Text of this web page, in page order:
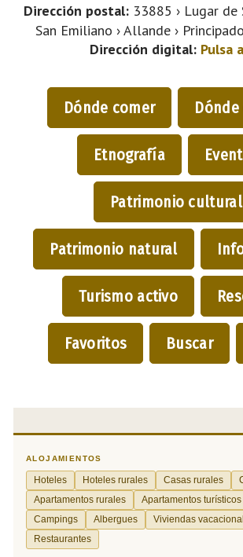
Dirección postal:33885 › Lugar de
San Emiliano › Allande ›
Dirección digital: Pulsa
Dónde comer
Etnografía
Patrimonio cultural
Patrimonio natural
Turismo activo
Favoritos Buscar